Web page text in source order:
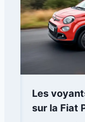
Les
sur la Fiat